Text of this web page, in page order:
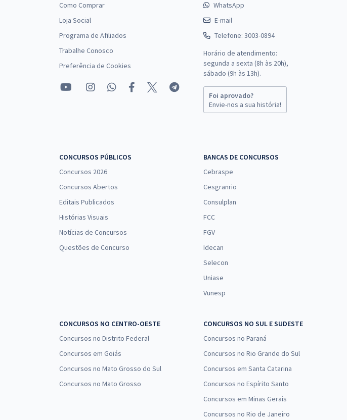
Como Comprar
Loja Social
Programa de Afiliados
Trabalhe Conosco
Preferência de Cookies
WhatsApp
E-mail
Telefone: 3003-0894
Horário de atendimento:
segunda a sexta (8h às 20h),
sábado (9h às 13h).
Foi aprovado?
Envie-nos a sua história!
CONCURSOS PÚBLICOS
Concursos 2026
Concursos Abertos
Editais Publicados
Histórias Visuais
Notícias de Concursos
Questões de Concurso
BANCAS DE CONCURSOS
Cebraspe
Cesgranrio
Consulplan
FCC
FGV
Idecan
Selecon
Uniase
Vunesp
CONCURSOS NO CENTRO-OESTE
Concursos no Distrito Federal
Concursos em Goiás
Concursos no Mato Grosso do Sul
Concursos no Mato Grosso
CONCURSOS NO SUL E SUDESTE
Concursos no Paraná
Concursos no Rio Grande do Sul
Concursos em Santa Catarina
Concursos no Espírito Santo
Concursos em Minas Gerais
Concursos no Rio de Janeiro